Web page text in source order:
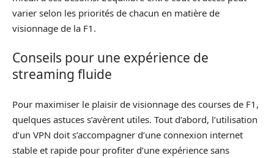
varier selon les priorités de chacun en matière de
visionnage de la F1.
Conseils pour une expérience de
streaming fluide
Pour maximiser le plaisir de visionnage des courses de F1,
quelques astuces s’avèrent utiles. Tout d’abord, l’utilisation
d’un VPN doit s’accompagner d’une connexion internet
stable et rapide pour profiter d’une expérience sans